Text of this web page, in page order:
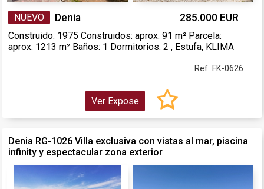
NUEVO Denia 285.000 EUR
Construido: 1975 Construidos: aprox. 91 m² Parcela:
aprox. 1213 m² Baños: 1 Dormitorios: 2 , Estufa, KLIMA
Ref. FK-0626
Ver Expose
Denia RG-1026 Villa exclusiva con vistas al mar, piscina
infinity y espectacular zona exterior